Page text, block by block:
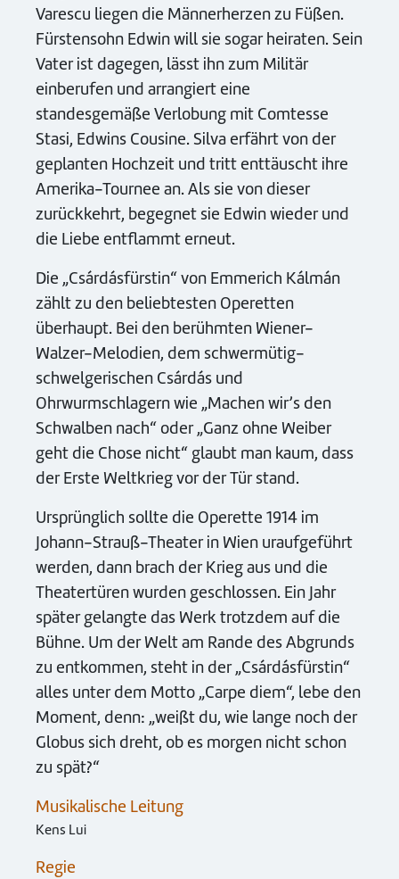
Varescu liegen die Männerherzen zu Füßen.
Fürstensohn Edwin will sie sogar heiraten. Sein
Vater ist dagegen, lässt ihn zum Militär
einberufen und arrangiert eine
standesgemäße Verlobung mit Comtesse
Stasi, Edwins Cousine. Silva erfährt von der
geplanten Hochzeit und tritt enttäuscht ihre
Amerika-Tournee an. Als sie von dieser
zurückkehrt, begegnet sie Edwin wieder und
die Liebe entflammt erneut.
Die „Csárdásfürstin“ von Emmerich Kálmán
zählt zu den beliebtesten Operetten
überhaupt. Bei den berühmten Wiener-
Walzer-Melodien, dem schwermütig-
schwelgerischen Csárdás und
Ohrwurmschlagern wie „Machen wir’s den
Schwalben nach“ oder „Ganz ohne Weiber
geht die Chose nicht“ glaubt man kaum, dass
der Erste Weltkrieg vor der Tür stand.
Ursprünglich sollte die Operette 1914 im
Johann-Strauß-Theater in Wien uraufgeführt
werden, dann brach der Krieg aus und die
Theatertüren wurden geschlossen. Ein Jahr
später gelangte das Werk trotzdem auf die
Bühne. Um der Welt am Rande des Abgrunds
zu entkommen, steht in der „Csárdásfürstin“
alles unter dem Motto „Carpe diem“, lebe den
Moment, denn: „weißt du, wie lange noch der
Globus sich dreht, ob es morgen nicht schon
zu spät?“
Musikalische Leitung
Kens Lui
Regie